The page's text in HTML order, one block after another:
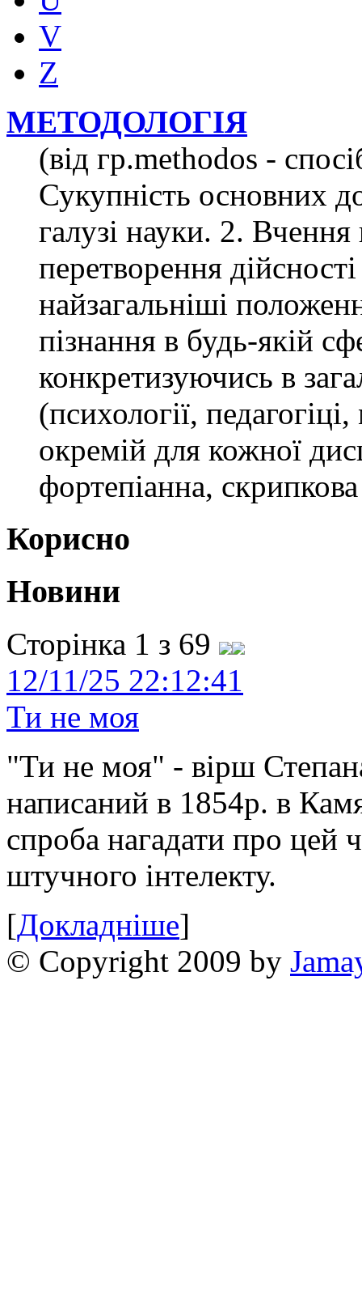
V
Z
МЕТОДОЛОГІЯ
(від гр.methodos -
Сукупність основних
галузі науки. 2.
перетворення
найзагальніші
пізнання в будь-якій
конкретизуючись в
(психології,
окремій для кожної
фортепіанна,
Корисно
Новини
Сторінка 1 з 69
12/11/25 22:12:41
Ти не моя
"Ти не моя" - вірш
написаний в 1854р. в
спроба нагадати про цей
штучного інтелекту.
[Докладніше]
© Copyright 2009 by